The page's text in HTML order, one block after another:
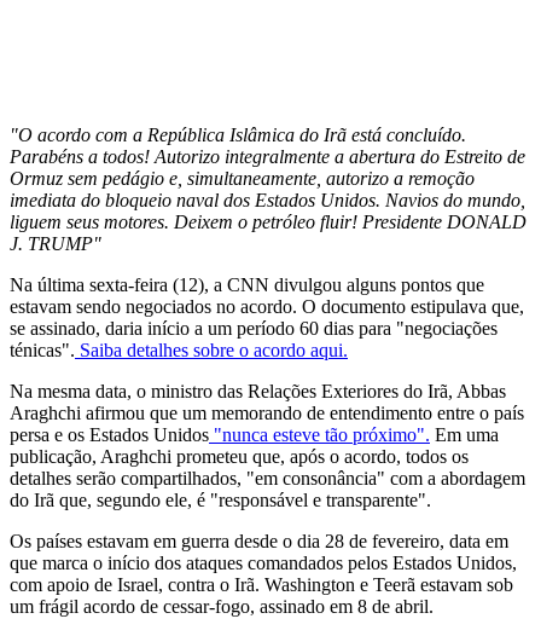
"O acordo com a República Islâmica do Irã está concluído.
Parabéns a todos! Autorizo ​​integralmente a abertura do Estreito de
Ormuz sem pedágio e, simultaneamente, autorizo ​​a remoção
imediata do bloqueio naval dos Estados Unidos. Navios do mundo,
liguem seus motores. Deixem o petróleo fluir! Presidente DONALD
J. TRUMP"
Na última sexta-feira (12), a CNN divulgou alguns pontos que
estavam sendo negociados no acordo. O documento estipulava que,
se assinado, daria início a um período 60 dias para "negociações
ténicas". Saiba detalhes sobre o acordo aqui.
Na mesma data, o ministro das Relações Exteriores do Irã, Abbas
Araghchi afirmou que um memorando de entendimento entre o país
persa e os Estados Unidos "nunca esteve tão próximo". Em uma
publicação, Araghchi prometeu que, após o acordo, todos os
detalhes serão compartilhados, "em consonância" com a abordagem
do Irã que, segundo ele, é "responsável e transparente".
Os países estavam em guerra desde o dia 28 de fevereiro, data em
que marca o início dos ataques comandados pelos Estados Unidos,
com apoio de Israel, contra o Irã. Washington e Teerã estavam sob
um frágil acordo de cessar-fogo, assinado em 8 de abril.